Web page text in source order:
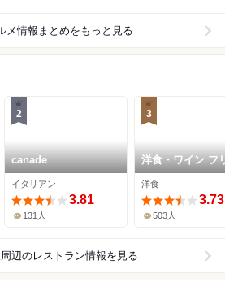
メ情報まとめをもっと見る
2
canade
イタリアン
3.81
131人
3
洋食・ワイン フ
ツ
洋食
3.73
503人
辺のレストラン情報を見る